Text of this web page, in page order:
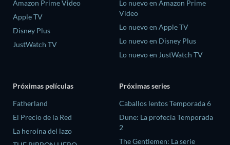
Amazon Prime Video
Apple TV
Disney Plus
JustWatch TV
Lo nuevo en Amazon Prime
Video
Lo nuevo en Apple TV
Lo nuevo en Disney Plus
Lo nuevo en JustWatch TV
Próximas películas
Fatherland
El Precio de la Red
La heroína del lazo
Próximas series
Caballos lentos Temporada 6
Dune: La profecía Temporada
2
The Gentlemen: La serie